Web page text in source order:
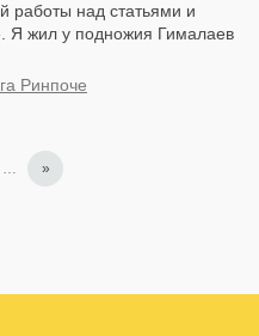
работы над статьями и
Я жил у подножия Гималаев
Ринпоче
… »